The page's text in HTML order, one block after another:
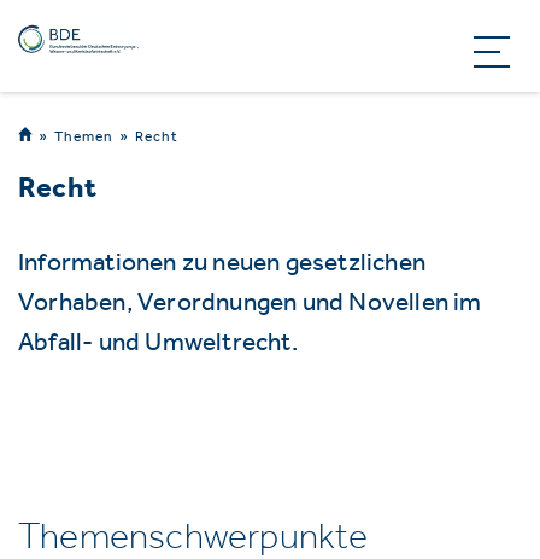
Themen Recht
Recht
Informationen zu neuen gesetzlichen
Vorhaben, Verordnungen und Novellen im
Abfall- und Umweltrecht.
Themenschwerpunkte